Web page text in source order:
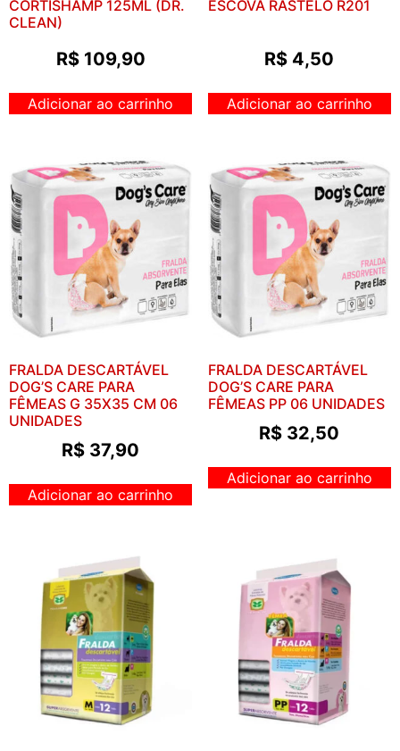
CORTISHAMP 125ML (DR.
CLEAN)
R$109,90
Adicionar ao carrinho
ESCOVA RASTELO R201
R$ 4,50
Adicionar ao carrinho
FRALDA DESCARTÁVEL
DOG’S CARE PARA
FÊMEAS G 35X35 CM 06
UNIDADES
R$ 37,90
Adicionar ao carrinho
FRALDA DESCARTÁVEL
DOG’S CARE PARA
FÊMEAS PP 06 UNIDADES
R$ 32,50
Adicionar ao carrinho